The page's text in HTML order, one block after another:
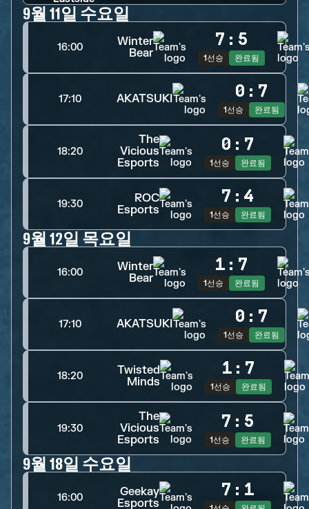
9월 11일 수요일
16:00
Winter
Bear
7 : 5
1선승 완료됨
17:10 AKATSUKI 0 : 7
1선승 완료됨
18:20
The
Vicious
Esports
0 : 7
1선승 완료됨
19:30
ROC
Esports
7 : 4
1선승 완료됨
9월 12일 목요일
16:00
Winter
Bear
1 : 7
1선승 완료됨
17:10 AKATSUKI 0 : 7
1선승 완료됨
18:20
Twisted
Minds
1 : 7
1선승 완료됨
19:30
The
Vicious
Esports
7 : 5
1선승 완료됨
9월 18일 수요일
16:00
Geekay
Esports
7 : 1